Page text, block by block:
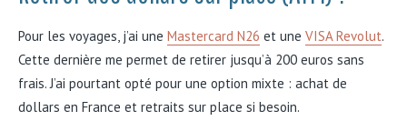
Pour les voyages, j’ai une Mastercard N26 et une VISA Revolut.
Cette dernière me permet de retirer jusqu’à 200 euros sans
frais. J’ai pourtant opté pour une option mixte : achat de
dollars en France et retraits sur place si besoin.